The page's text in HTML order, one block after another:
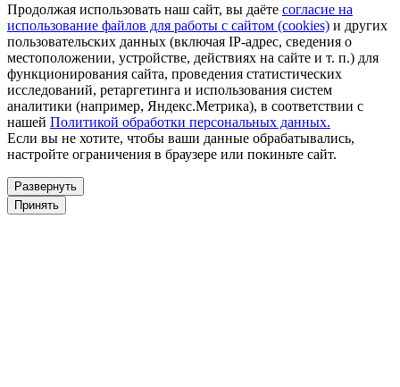
Продолжая использовать наш сайт, вы даёте согласие на
использование файлов для работы с сайтом (cookies) и других
пользовательских данных (включая IP-адрес, сведения о
местоположении, устройстве, действиях на сайте и т. п.) для
функционирования сайта, проведения статистических
исследований, ретаргетинга и использования систем
аналитики (например, Яндекс.Метрика), в соответствии с
нашей Политикой обработки персональных данных.
Если вы не хотите, чтобы ваши данные обрабатывались,
настройте ограничения в браузере или покиньте сайт.
Развернуть
Принять